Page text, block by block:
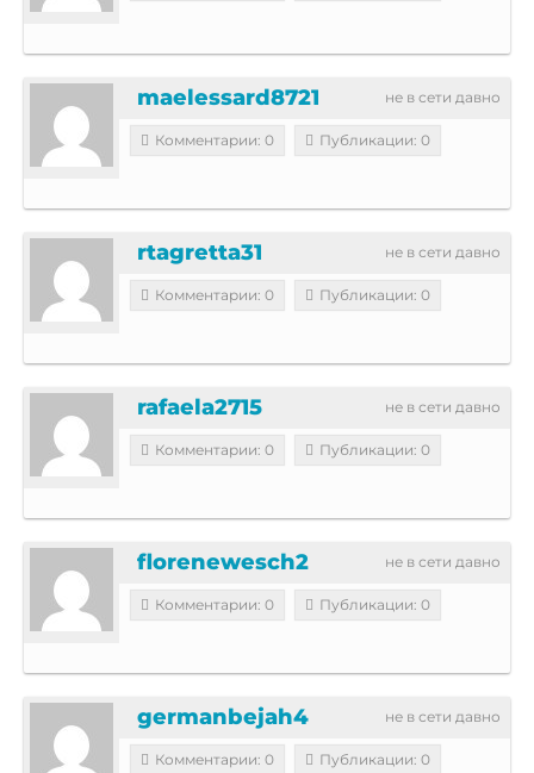
не в сети давно
maelessard8721
Комментарии: 0 Публикации: 0
не в сети давно
rtagretta31
Комментарии: 0 Публикации: 0
не в сети давно
rafaela2715
Комментарии: 0 Публикации: 0
не в сети давно
florenewesch2
Комментарии: 0 Публикации: 0
не в сети давно
germanbejah4
Комментарии: 0 Публикации: 0